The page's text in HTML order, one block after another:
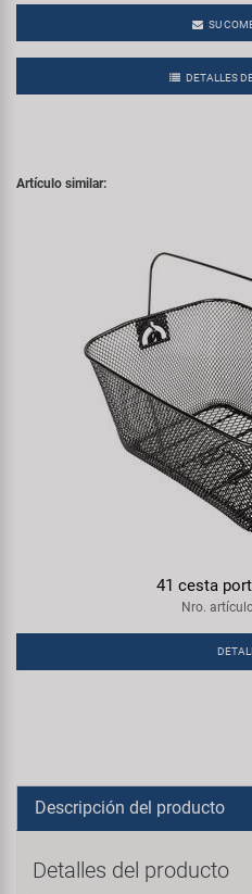
SU
DETALLES
Artículo similar:
41 cesta
Nro.
Descripción del producto
Detalles del producto